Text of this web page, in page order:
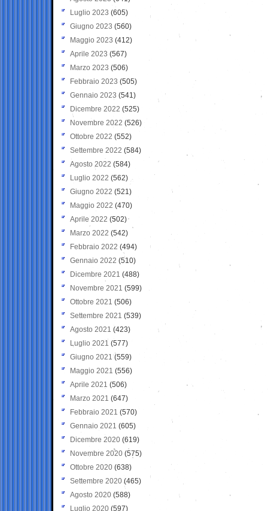
Luglio 2023 (605)
Giugno 2023 (560)
Maggio 2023 (412)
Aprile 2023 (567)
Marzo 2023 (506)
Febbraio 2023 (505)
Gennaio 2023 (541)
Dicembre 2022 (525)
Novembre 2022 (526)
Ottobre 2022 (552)
Settembre 2022 (584)
Agosto 2022 (584)
Luglio 2022 (562)
Giugno 2022 (521)
Maggio 2022 (470)
Aprile 2022 (502)
Marzo 2022 (542)
Febbraio 2022 (494)
Gennaio 2022 (510)
Dicembre 2021 (488)
Novembre 2021 (599)
Ottobre 2021 (506)
Settembre 2021 (539)
Agosto 2021 (423)
Luglio 2021 (577)
Giugno 2021(559)
Maggio 2021 (556)
Aprile 2021 (506)
Marzo 2021 (647)
Febbraio 2021 (570)
Gennaio 2021 (605)
Dicembre 2020 (619)
Novembre 2020 (575)
Ottobre 2020 (638)
Settembre 2020(465)
Agosto 2020 (588)
Luglio 2020 (597)